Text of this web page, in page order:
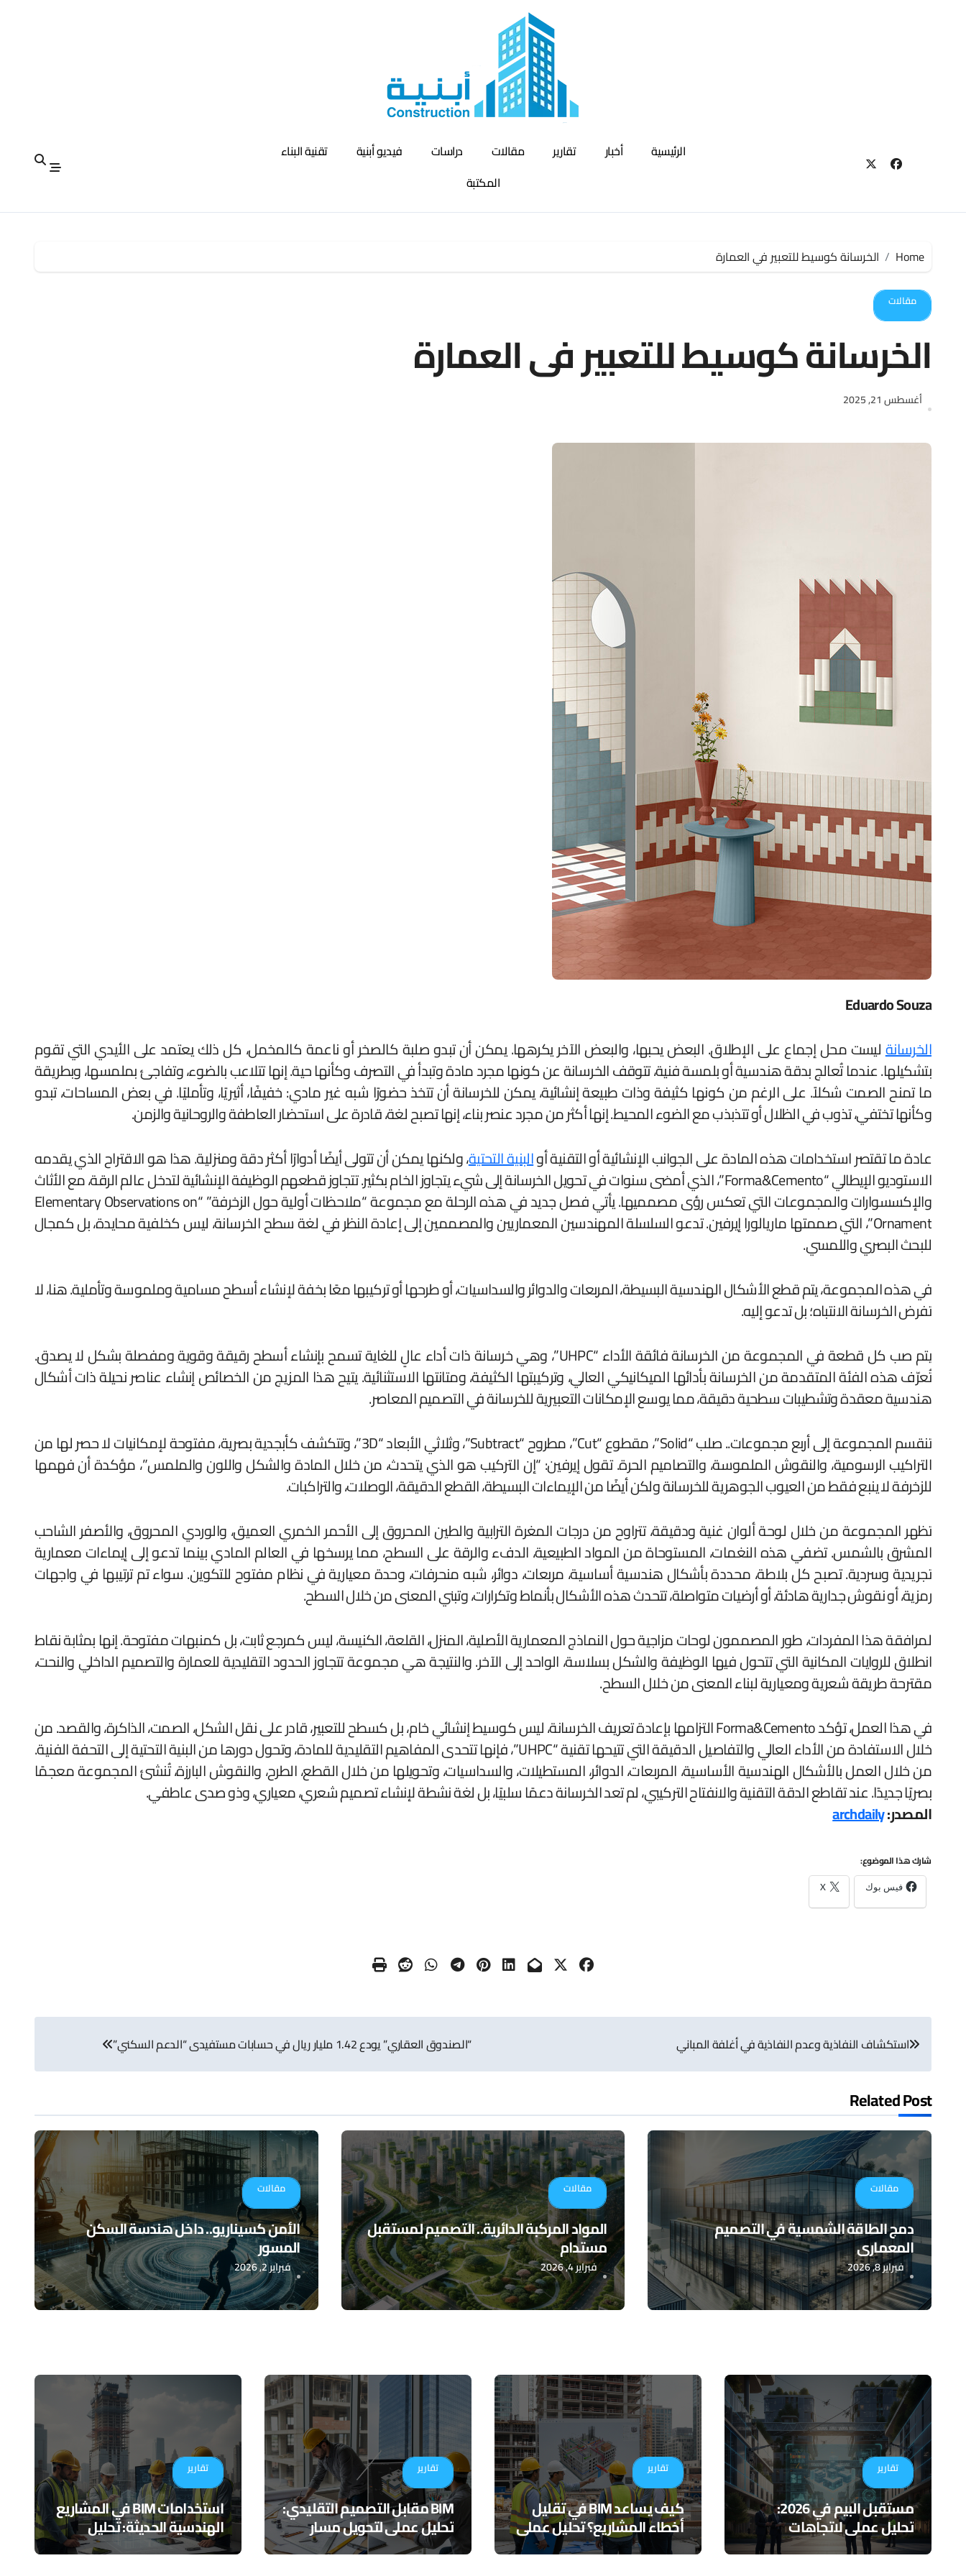
الرئيسية أخبار تقارير مقالات دراسات فيديو أبنية
تقنية البناء
المكتبة
Home الخرسانة كوسيط للتعبير في العمارة
مقالات
الخرسانة كوسيط للتعبير في العمارة
أغسطس 21, 2025
Eduardo Souza
الخرسانةليست محل إجماع على الإطلاق. البعض يحبها، والبعض الآخر يكرهها. يمكن أن تبدو صلبة كالصخر أو ناعمة كالمخمل، كل ذلك يعتمد على الأيدي التي تقوم
بتشكيلها. عندما تُعالج بدقة هندسية أو بلمسة فنية، تتوقف الخرسانة عن كونها مجرد مادة وتبدأ في التصرف وكأنها حية. إنها تتلاعب بالضوء، وتفاجئ بملمسها، وبطريقة
ما تمنح الصمت شكلاً. على الرغم من كونها كثيفة وذات طبيعة إنشائية، يمكن للخرسانة أن تتخذ حضورًا شبه غير مادي: خفيفًا، أثيريًا، وتأمليًا. في بعض المساحات، تبدو
وكأنها تختفي، تذوب في الظلال أو تتذبذب مع الضوء المحيط. إنها أكثر من مجرد عنصر بناء، إنها تصبح لغة، قادرة على استحضار العاطفة والروحانية والزمن.
عادة ما تقتصر استخدامات هذه المادة على الجوانب الإنشائية أو التقنية أوالبنية التحتية، ولكنها يمكن أن تتولى أيضًا أدوارًا أكثر دقة ومنزلية. هذا هو الاقتراح الذي يقدمه
الاستوديو الإيطالي “Forma&Cemento”، الذي أمضى سنوات في تحويل الخرسانة إلى شيء يتجاوز الخام بكثير. تتجاوز قطعهم الوظيفة الإنشائية لتدخل عالم الرقة، مع الأثاث
والإكسسوارات والمجموعات التي تعكس رؤى مصمميها. يأتي فصل جديد في هذه الرحلة مع مجموعة “ملاحظات أولية حول الزخرفة” “Elementary Observations on
Ornament”، التي صممتها ماريالورا إيرفين. تدعو السلسلة المهندسين المعماريين والمصممين إلى إعادة النظر في لغة سطح الخرسانة، ليس كخلفية محايدة، بل كمجال
للبحث البصري واللمسي.
في هذه المجموعة، يتم قطع الأشكال الهندسية البسيطة، المربعات والدوائر والسداسيات، أو طرحها أو تركيبها معًا بخفة لإنشاء أسطح مسامية وملموسة وتأملية. هنا، لا
تفرض الخرسانة الانتباه؛ بل تدعو إليه.
يتم صب كل قطعة في المجموعة من الخرسانة فائقة الأداء “UHPC”، وهي خرسانة ذات أداء عالٍ للغاية تسمح بإنشاء أسطح رقيقة وقوية ومفصلة بشكل لا يصدق.
تُعرّف هذه الفئة المتقدمة من الخرسانة بأدائها الميكانيكي العالي، وتركيبتها الكثيفة، ومتانتها الاستثنائية. يتيح هذا المزيج من الخصائص إنشاء عناصر نحيلة ذات أشكال
هندسية معقدة وتشطيبات سطحية دقيقة، مما يوسع الإمكانات التعبيرية للخرسانة في التصميم المعاصر.
تنقسم المجموعة إلى أربع مجموعات.. صلب “Solid”، مقطوع “Cut”، مطروح “Subtract”، وثلاثي الأبعاد “3D”، وتتكشف كأبجدية بصرية، مفتوحة لإمكانيات لا حصر لها من
التراكيب الرسومية، والنقوش الملموسة، والتصاميم الحرة. تقول إيرفين: “إن التركيب هو الذي يتحدث، من خلال المادة والشكل واللون والملمس”، مؤكدة أن فهمها
للزخرفة لا ينبع فقط من العيوب الجوهرية للخرسانة ولكن أيضًا من الإيماءات البسيطة، القطع الدقيقة، الوصلات، والتراكبات.
تظهر المجموعة من خلال لوحة ألوان غنية ودقيقة، تتراوح من درجات المغرة الترابية والطين المحروق إلى الأحمر الخمري العميق، والوردي المحروق، والأصفر الشاحب
المشرق بالشمس. تضفي هذه النغمات، المستوحاة من المواد الطبيعية، الدفء والرقة على السطح، مما يرسخها في العالم المادي بينما تدعو إلى إيماءات معمارية
تجريدية وسردية. تصبح كل بلاطة، محددة بأشكال هندسية أساسية، مربعات، دوائر، شبه منحرفات، وحدة معيارية في نظام مفتوح للتكوين. سواء تم ترتيبها في واجهات
رمزية، أو نقوش جدارية هادئة، أو أرضيات متواصلة، تتحدث هذه الأشكال بأنماط وتكرارات، وتبني المعنى من خلال السطح.
لمرافقة هذا المفردات، طور المصممون لوحات مزاجية حول النماذج المعمارية الأصلية، المنزل، القلعة، الكنيسة، ليس كمرجع ثابت، بل كمنبهات مفتوحة. إنها بمثابة نقاط
انطلاق للروايات المكانية التي تتحول فيها الوظيفة والشكل بسلاسة، الواحد إلى الآخر. والنتيجة هي مجموعة تتجاوز الحدود التقليدية للعمارة والتصميم الداخلي والنحت،
مقترحة طريقة شعرية ومعيارية لبناء المعنى من خلال السطح.
في هذا العمل، تؤكد Forma&Cemento التزامها بإعادة تعريف الخرسانة، ليس كوسيط إنشائي خام، بل كسطح للتعبير، قادر على نقل الشكل، الصمت، الذاكرة، والقصد. من
خلال الاستفادة من الأداء العالي والتفاصيل الدقيقة التي تتيحها تقنية “UHPC”، فإنها تتحدى المفاهيم التقليدية للمادة، وتحول دورها من البنية التحتية إلى التحفة الفنية.
من خلال العمل بالأشكال الهندسية الأساسية، المربعات، الدوائر، المستطيلات، والسداسيات، وتحويلها من خلال القطع، الطرح، والنقوش البارزة، تُنشئ المجموعة معجمًا
بصريًا جديدًا. عند تقاطع الدقة التقنية والانفتاح التركيبي، لم تعد الخرسانة دعمًا سلبيًا، بل لغة نشطة لإنشاء تصميم شعري، معياري، وذو صدى عاطفي.
المصدر:archdaily
شارك هذا الموضوع:
فيس بوك X
تصفّح
المقالات
استكشاف النفاذية وعدم النفاذية في أغلفة المباني “الصندوق العقاري” يودع 1.42 مليار ريال في حسابات مستفيدى “الدعم السكني”
Related Post
مقالات
دمج الطاقة الشمسية في التصميم
المعماري
فبراير 8, 2026
مقالات
المواد المركبة الدائرية.. التصميم لمستقبل
مستدام
فبراير 4, 2026
مقالات
الأمن كسيناريو.. داخل هندسة السكن
المسور
فبراير 2, 2026
تقارير
مستقبل البيم في 2026:
تحليل عملي لاتجاهات
التكامل والذكاء الاصطناعي
تقارير
كيف يساعد BIM في تقليل
أخطاء المشاريع؟ تحليل عملي
لأدوات التنسيق الرقمي
تقارير
BIM مقابل التصميم التقليدي:
تحليل عملي لتحويل مسار
المشاريع الهندسية
تقارير
استخدامات BIM في المشاريع
الهندسية الحديثة: تحليل
عملي يتجاوز النمذجة